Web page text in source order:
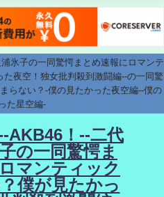
氷子の一同驚愕まとめ速報にロマンテ
た夜空！独女批判殺到激闘編--の一同驚
らない？-僕の見たかった夜空編--僕の
た星空編-
AKB46！--二代
の一同驚愕ま
マンティック
僕が見たかっ